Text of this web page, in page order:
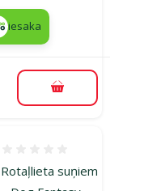
iesaka
Pievienot grozam
Rotaļlieta suņiem